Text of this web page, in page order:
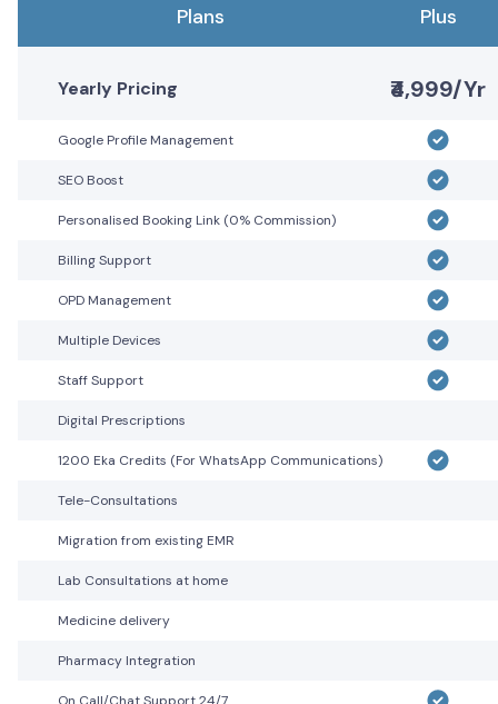
Plans Plus
Yearly Pricing ₹4,999/Yr
Google Profile Management
SEO Boost
Personalised Booking Link (0% Commission)
Billing Support
OPD Management
Multiple Devices
Staff Support
Digital Prescriptions
1200 Eka Credits (For WhatsApp Communications)
Tele-Consultations
Migration from existing EMR
Lab Consultations at home
Medicine delivery
Pharmacy Integration
On Call/Chat Support 24/7